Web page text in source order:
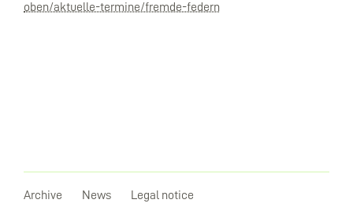
oben/aktuelle-termine/fremde-federn
Archive News Legal notice